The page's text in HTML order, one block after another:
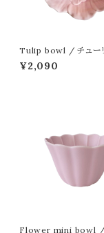
Tulip bowl / チューリ
ルM
¥2,090
Flower mini bowl / フラワー